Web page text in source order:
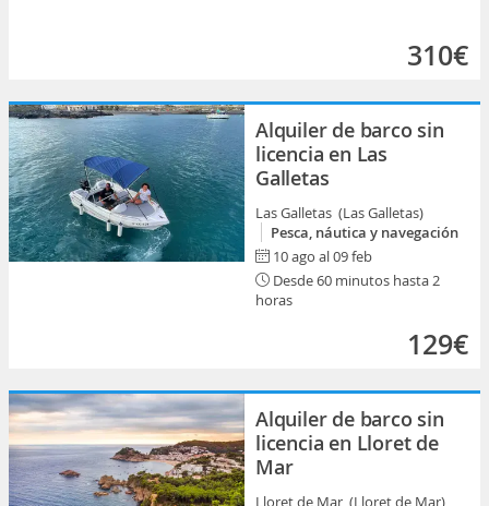
310€
Alquiler de barco sin
licencia en Las
Galletas
Las Galletas (Las Galletas)
Pesca, náutica y navegación
10 ago al 09 feb
Desde 60 minutos hasta 2
horas
129€
Alquiler de barco sin
licencia en Lloret de
Mar
Lloret de Mar (Lloret de Mar)